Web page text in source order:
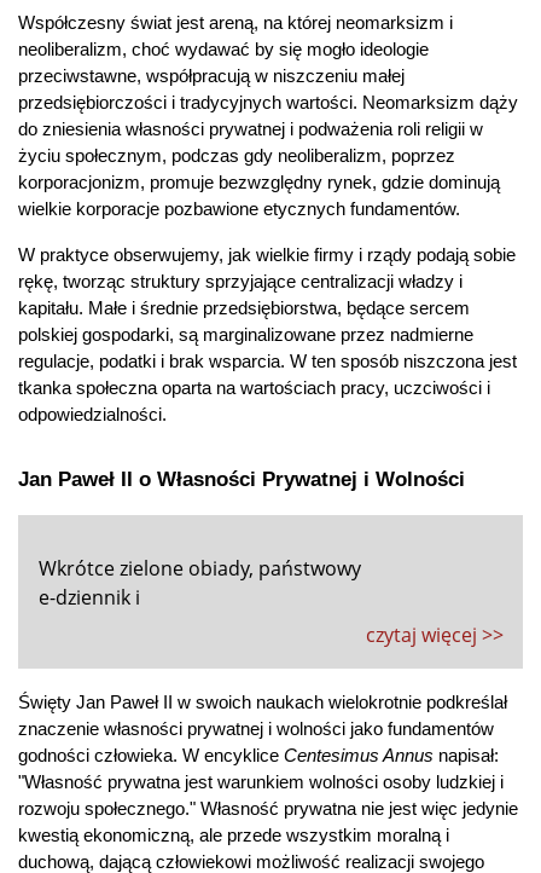
Współczesny świat jest areną, na której neomarksizm i
neoliberalizm, choć wydawać by się mogło ideologie
przeciwstawne, współpracują w niszczeniu małej
przedsiębiorczości i tradycyjnych wartości. Neomarksizm dąży
do zniesienia własności prywatnej i podważenia roli religii w
życiu społecznym, podczas gdy neoliberalizm, poprzez
korporacjonizm, promuje bezwzględny rynek, gdzie dominują
wielkie korporacje pozbawione etycznych fundamentów.
W praktyce obserwujemy, jak wielkie firmy i rządy podają sobie
rękę, tworząc struktury sprzyjające centralizacji władzy i
kapitału. Małe i średnie przedsiębiorstwa, będące sercem
polskiej gospodarki, są marginalizowane przez nadmierne
regulacje, podatki i brak wsparcia. W ten sposób niszczona jest
tkanka społeczna oparta na wartościach pracy, uczciwości i
odpowiedzialności.
Jan Paweł II o Własności Prywatnej i Wolności
Wkrótce zielone obiady, państwowy
e-dziennik i
czytaj więcej >>
Święty Jan Paweł II w swoich naukach wielokrotnie podkreślał
znaczenie własności prywatnej i wolności jako fundamentów
godności człowieka. W encyklice Centesimus Annus napisał:
"Własność prywatna jest warunkiem wolności osoby ludzkiej i
rozwoju społecznego." Własność prywatna nie jest więc jedynie
kwestią ekonomiczną, ale przede wszystkim moralną i
duchową, dającą człowiekowi możliwość realizacji swojego